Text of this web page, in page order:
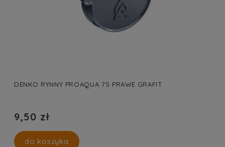
DENKO RYNNY PROAQUA 75 PRAWE GRAFIT
9,50 zł
do koszyka